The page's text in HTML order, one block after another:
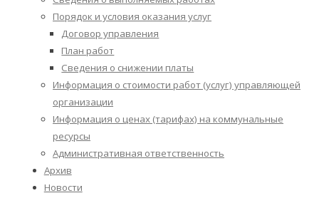
Порядок и условия оказания услуг
Договор управления
План работ
Сведения о снижении платы
Информация о стоимости работ (услуг) управляющей
организации
Информация о ценах (тарифах) на коммунальные
ресурсы
Административная ответственность
Архив
Новости